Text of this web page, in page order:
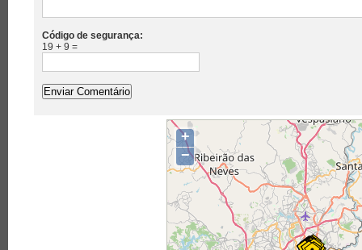
Código de segurança:
19 + 9 =
+
−